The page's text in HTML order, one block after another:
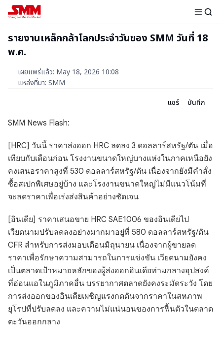
รายงานเหล็กกล้าโลกประจำวันของ SMM วันที่ 18
พ.ค.
เผยแพร่แล้ว: May 18, 2026 10:08
แหล่งที่มา: SMM
แชร์
บันทึก
SMM News Flash:
[HRC] วันนี้ ราคาส่งออก HRC ลดลง 3 ดอลลาร์สหรัฐ/ตัน เมื่อ
เทียบกับเดือนก่อน โรงงานขนาดใหญ่บางแห่งในภาคเหนือยัง
คงเสนอราคาสูงที่ 530 ดอลลาร์สหรัฐ/ตัน เนื่องจากยังมีคำสั่ง
ซื้อสเปกพิเศษอยู่บ้าง และโรงงานขนาดใหญ่ไม่มีแนวโน้มที่
จะลดราคาเพื่อเร่งส่งสินค้าอย่างชัดเจน
[อินเดีย] ราคาเสนอขาย HRC SAE1006 ของอินเดียไป
เวียดนามปรับลดลงอย่างมากมาอยู่ที่ 580 ดอลลาร์สหรัฐ/ตัน
CFR สำหรับการส่งมอบเดือนมิถุนายน เนื่องจากผู้ขายลด
ราคาเพื่อรักษาความสามารถในการแข่งขัน เวียดนามยังคง
เป็นตลาดเป้าหมายหลักของผู้ส่งออกอินเดียท่ามกลางอุปสงค์
ที่อ่อนแอในภูมิภาคอื่น บรรยากาศตลาดยังคงระมัดระวัง โดย
การส่งออกของอินเดียเผชิญแรงกดดันจากราคาในสหภาพ
ยุโรปที่ปรับลดลง และความไม่แน่นอนของการฟื้นตัวในตลาด
ตะวันออกกลาง